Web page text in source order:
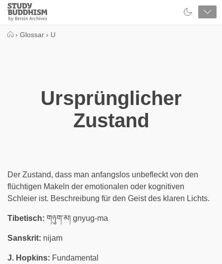
Close
Study
Buddhism
› Glossar › U
Ursprünglicher
Zustand
Der Zustand, dass man anfangslos unbefleckt von den
flüchtigen Makeln der emotionalen oder kognitiven
Schleier ist. Beschreibung für den Geist des klaren Lichts.
Tibetisch: གཉུག་མ། gnyug-ma
Sanskrit: nijam
J. Hopkins: Fundamental